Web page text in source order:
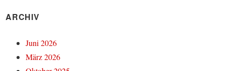
ARCHIV
Juni 2026
März 2026